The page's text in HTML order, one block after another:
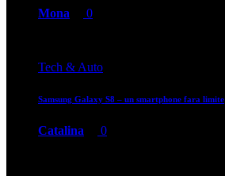
Mona 0
Tech & Auto
Samsung Galaxy S8 – un smartphone fara limite
Catalina 0